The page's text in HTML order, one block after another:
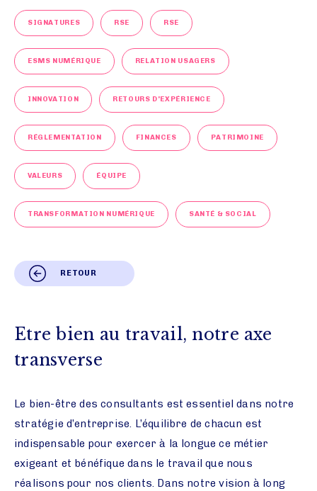
SIGNATURES RSE RSE
ESMS NUMÉRIQUE RELATION USAGERS
INNOVATION RETOURS D'EXPÉRIENCE
RÉGLEMENTATION FINANCES PATRIMOINE
VALEURS ÉQUIPE
TRANSFORMATION NUMÉRIQUE SANTÉ & SOCIAL
RETOUR
Etre bien au travail, notre axe
transverse
Le bien-être des consultants est essentiel dans notre
stratégie d’entreprise. L’équilibre de chacun est
indispensable pour exercer à la longue ce métier
exigeant et bénéfique dans le travail que nous
réalisons pour nos clients. Dans notre vision à long